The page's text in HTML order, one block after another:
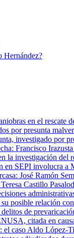
Hernández?
en el rescate
por presunta
investigado por
Francisco
la investigación del
en SEPI involucra a
José Ramón
Castillo
posible relación
de
citada en
el caso Aldo López-